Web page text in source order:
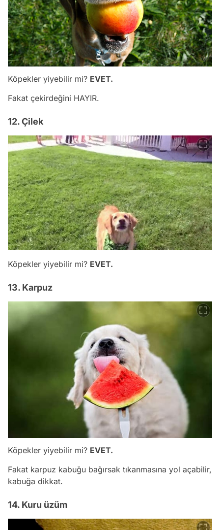
Köpekler yiyebilir mi? EVET.
Fakat çekirdeğini HAYIR.
12. Çilek
Köpekler yiyebilir mi? EVET.
13. Karpuz
Köpekler yiyebilir mi? EVET.
Fakat karpuz kabuğu bağırsak tıkanmasına yol açabilir,
kabuğa dikkat.
14. Kuru üzüm